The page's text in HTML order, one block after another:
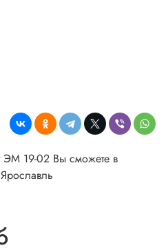
ЭМ 19-02 Вы сможете в